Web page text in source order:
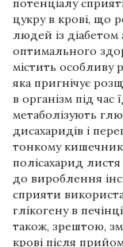
потенціалу
цукру в крові, що
людей із діабетом
оптимального
містить особливу
яка пригнічує
в організм під
метаболізують
дисахаридів і
тонкому
полісахарид
до вироблення
сприяти
глікогену в
також, зрештою,
крові після